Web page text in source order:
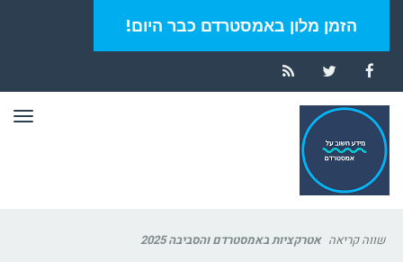
הזמן מלון באמסטרדם כבר היום!
Facebook
Twitter
RSS
שווה קריאה אטרקציות באמסטרדם והסביבה 2025